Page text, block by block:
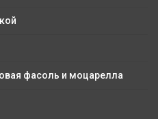
фасоль и моцарелла